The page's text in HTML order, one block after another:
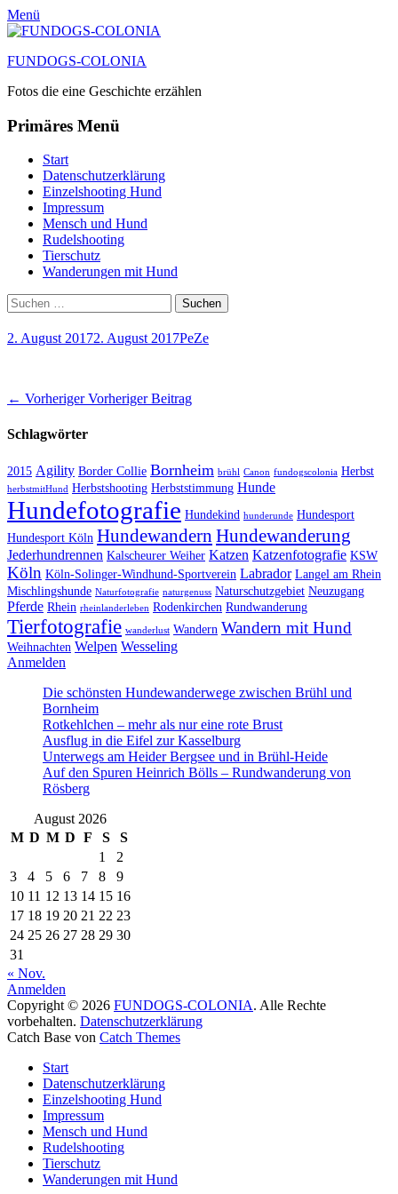
Menü
FUNDOGS-COLONIA
Fotos die eine Geschichte erzählen
Primäres Menü
Zum
Inhalt
springen
Start
Datenschutzerklärung
Einzelshooting Hund
Impressum
Mensch und Hund
Rudelshooting
Tierschutz
Wanderungen mit Hund
Suchen
Suche
nach:
Posted
2. August 20172. August 2017Autor
PeZe
Beitragsnavigation
← Vorheriger Vorheriger
Vorheriger Beitrag
Schlagwörter
2015 Agility Border Collie Bornheim brühl Canon fundogscolonia Herbst
herbstmitHund Herbstshooting Herbststimmung Hunde
Hundefotografie Hundekind hunderunde Hundesport
Hundesport Köln Hundewandern Hundewanderung
Jederhundrennen Kalscheurer Weiher Katzen Katzenfotografie KSW
Köln Köln-Solinger-Windhund-Sportverein Labrador Langel am Rhein
Mischlingshunde Naturfotografie naturgenuss Naturschutzgebiet Neuzugang
Pferde Rhein rheinlanderleben Rodenkirchen Rundwanderung
Tierfotografie wanderlust Wandern Wandern mit Hund
Weihnachten Welpen Wesseling
Anmelden
Die schönsten Hundewanderwege zwischen Brühl und
Bornheim
Rotkehlchen – mehr als nur eine rote Brust
Ausflug in die Eifel zur Kasselburg
Unterwegs am Heider Bergsee und in Brühl-Heide
Auf den Spuren Heinrich Bölls – Rundwanderung von
Rösberg
August 2026
M D M D F S
S
1
2
3
4 5 6 7 8
9
10 11 12 13 14 15 16
17 18 19 20 21 22 23
24 25 26 27 28 29 30
31
« Nov.
Anmelden
Copyright © 2026 FUNDOGS-COLONIA. Alle Rechte
vorbehalten. Datenschutzerklärung
Catch Base von Catch Themes
oben
scrollen
Start
Datenschutzerklärung
Einzelshooting Hund
Impressum
Mensch und Hund
Rudelshooting
Tierschutz
Wanderungen mit Hund